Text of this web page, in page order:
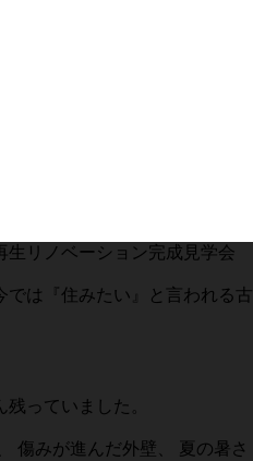
生リノベーション完成見学会
では『住みたい』と言われる古
っていました。
傷みが進んだ外壁、 夏の暑さ